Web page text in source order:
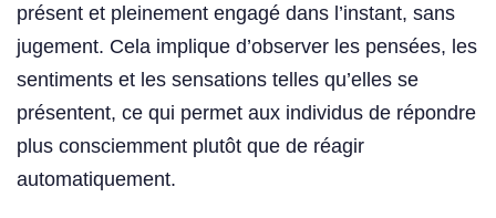
présent et pleinement engagé dans l’instant, sans
jugement. Cela implique d’observer les pensées, les
sentiments et les sensations telles qu’elles se
présentent, ce qui permet aux individus de répondre
plus consciemment plutôt que de réagir
automatiquement.